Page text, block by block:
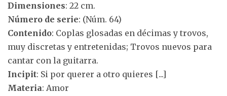
Dimensiones: 22 cm.
Número de serie: (Núm. 64)
Contenido: Coplas glosadas en décimas y trovos,
muy discretas y entretenidas; Trovos nuevos para
cantar con la guitarra.
Incipit: Si por querer a otro quieres [...]
Materia: Amor